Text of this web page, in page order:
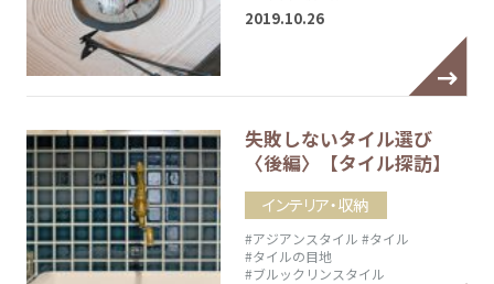
2019.10.26
失敗しないタイル選び
〈後編〉【タイル探訪】
インテリア・収納
#アジアンスタイル #タイル
#タイルの目地
#ブルックリンスタイル